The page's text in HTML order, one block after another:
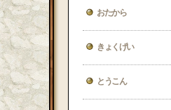
おたから
きょくげい
とうこん